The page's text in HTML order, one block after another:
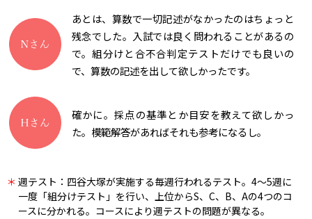
あとは、算数で一切記述がなかったのはちょっと
残念でした。入試では良く問われることがあるの
で。組分けと合不合判定テストだけでも良いの
で、算数の記述を出して欲しかったです。
確かに。採点の基準とか目安を教えて欲しかっ
た。模範解答があればそれも参考になるし。
＊ 週テスト：四谷大塚が実施する毎週行われるテスト。4〜5週に
一度「組分けテスト」を行い、上位からS、C、B、Aの4つのコ
ースに分かれる。コースにより週テストの問題が異なる。